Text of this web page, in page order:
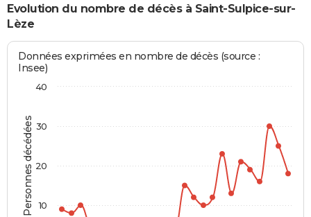
Evolution du nombre de décès à Saint-Sulpice-sur-
Lèze
Personnes décédées
Données exprimées en nombre de décès (source :
Insee)
10
20
30
40